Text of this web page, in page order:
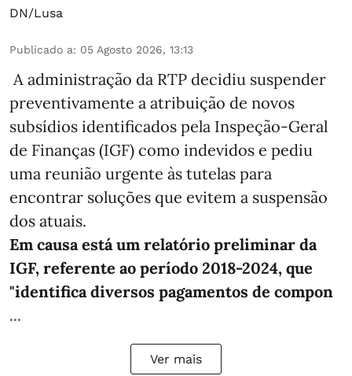
DN/Lusa
Publicado a: 05 Agosto 2026, 13:13
A administração da RTP decidiu suspender
preventivamente a atribuição de novos
subsídios identificados pela Inspeção-Geral
de Finanças (IGF) como indevidos e pediu
uma reunião urgente às tutelas para
encontrar soluções que evitem a suspensão
dos atuais.
Em causa está um relatório preliminar da
IGF, referente ao período 2018-2024, que
"identifica diversos pagamentos de compon
...
Ver mais